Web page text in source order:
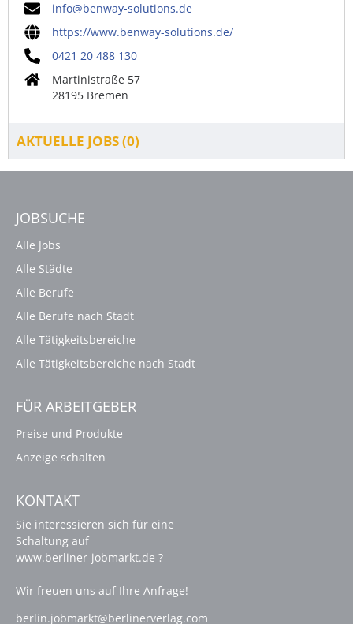
info@benway-solutions.de
https://www.benway-solutions.de/
0421 20 488 130
Martinistraße 57
28195 Bremen
AKTUELLE JOBS (0)
JOBSUCHE
Alle Jobs
Alle Städte
Alle Berufe
Alle Berufe nach Stadt
Alle Tätigkeitsbereiche
Alle Tätigkeitsbereiche nach Stadt
FÜR ARBEITGEBER
Preise und Produkte
Anzeige schalten
KONTAKT
Sie interessieren sich für eine
Schaltung auf
www.berliner-jobmarkt.de ?
Wir freuen uns auf Ihre Anfrage!
berlin.jobmarkt@berlinerverlag.com